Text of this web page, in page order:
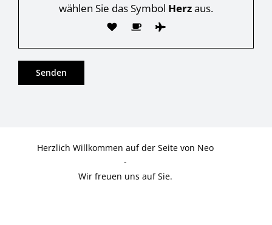
wählen Sie das Symbol Herzaus.
Herzlich Willkommen auf der Seite von Neo
-
Wir freuen uns auf Sie.